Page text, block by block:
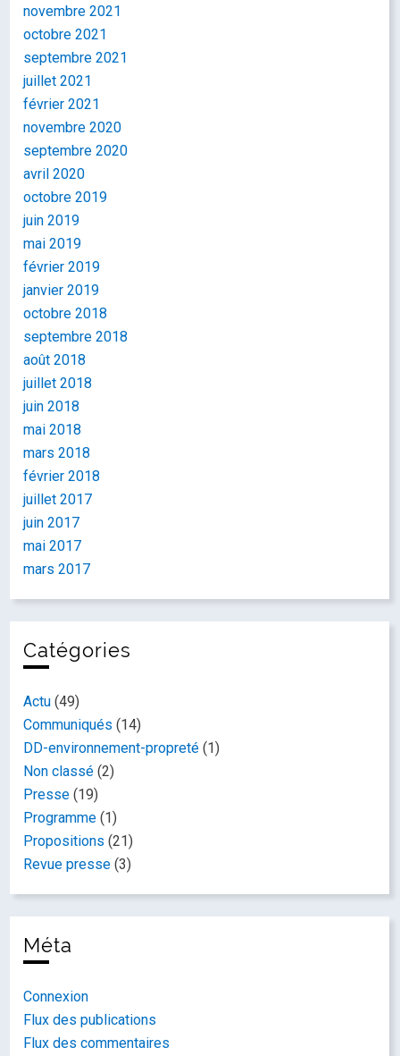
novembre 2021
octobre 2021
septembre 2021
juillet 2021
février 2021
novembre 2020
septembre 2020
avril 2020
octobre 2019
juin 2019
mai 2019
février 2019
janvier 2019
octobre 2018
septembre 2018
août 2018
juillet 2018
juin 2018
mai 2018
mars 2018
février 2018
juillet 2017
juin 2017
mai 2017
mars 2017
Catégories
Actu (49)
Communiqués (14)
DD-environnement-propreté (1)
Non classé (2)
Presse (19)
Programme (1)
Propositions (21)
Revue presse (3)
Méta
Connexion
Flux des publications
Flux des commentaires